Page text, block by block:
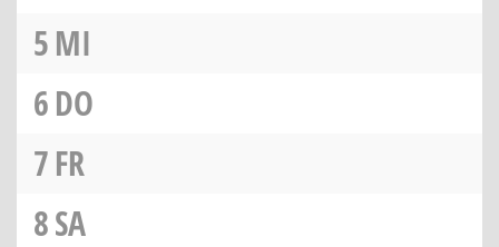
5MI
6DO
7FR
8SA